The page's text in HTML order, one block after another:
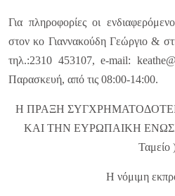
Για πληροφορίες οι
στoν κo Γιαννακούδη Γεώργιο &
τηλ.:2310 453107, e-mail:
Παρασκευή, από τις 08:00-14:00.
Η ΠΡΑΞΗ
ΚΑΙ ΤΗΝ ΕΥΡΩΠΑΙΚΗ ΕΝΩΣΗ (
Ταμείο
Η νόμιμη